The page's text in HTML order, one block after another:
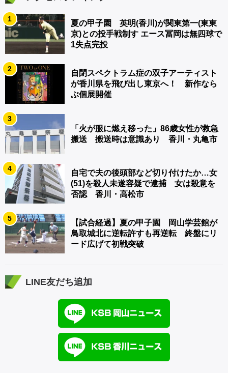
1
夏の甲子園 英明(香川)が関東第一(東東
京)との投手戦制す エース冨岡は無四球で
1失点完投
2
自閉スペクトラム症の双子アーティスト
が香川県を飛び出し東京へ！ 新作なら
ぶ個展開催
3
「火が服に燃え移った」86歳女性が救急
搬送 搬送時は意識あり 香川・丸亀市
4
自宅で夫の後頭部など切り付けたか…女
(51)を殺人未遂容疑で逮捕 女は殺意を
否認 香川・高松市
5
【試合経過】夏の甲子園 岡山学芸館が
鳥取城北に逆転許すも再逆転 終盤にリ
ード広げて初戦突破
LINE友だち追加